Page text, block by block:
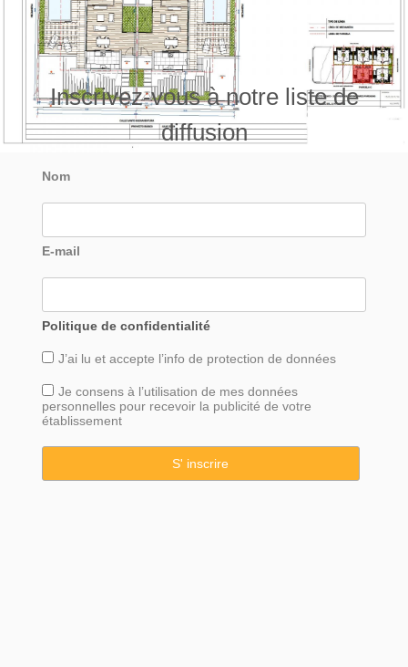
Inscrivez-vous à notre liste de
diffusion
Nom
E-mail
Politique de confidentialité
J’ai lu et accepte l’info de protection de données
Je consens à l’utilisation de mes données
personnelles pour recevoir la publicité de votre
établissement